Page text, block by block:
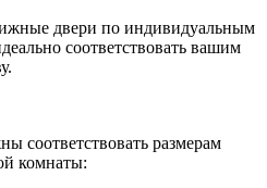
двери по индивидуальным
соответствовать вашим
соответствовать размерам
комнаты: